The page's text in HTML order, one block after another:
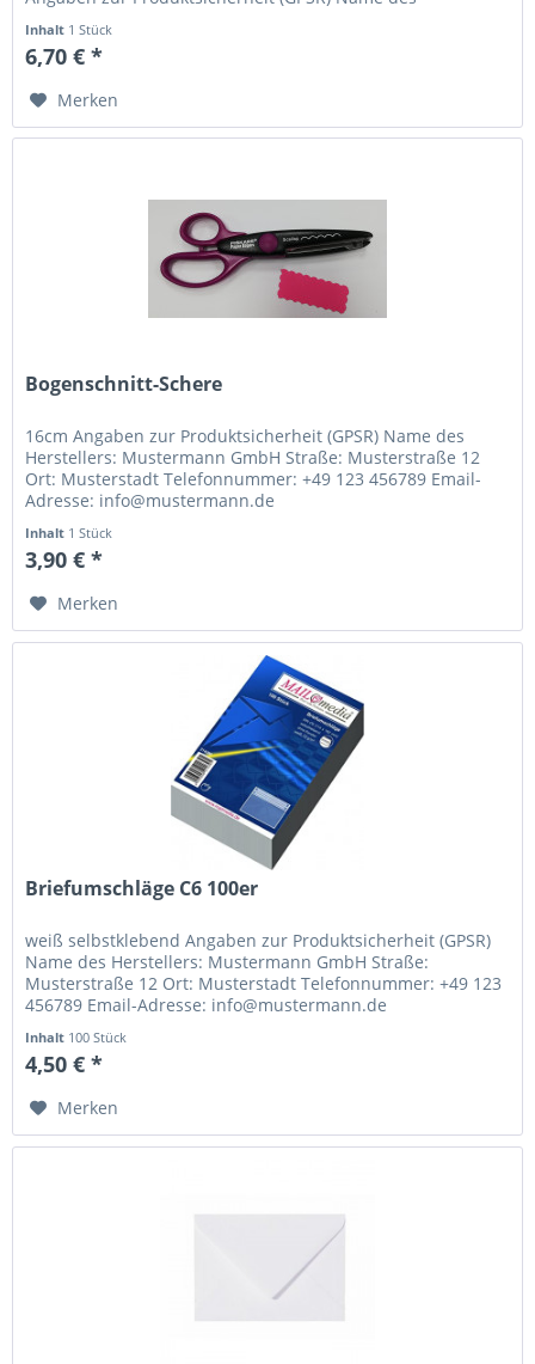
Inhalt 1 Stück
6,70 € *
Merken
Bogenschnitt-Schere
16cm Angaben zur Produktsicherheit (GPSR) Name des
Herstellers: Mustermann GmbH Straße: Musterstraße 12
Ort: Musterstadt Telefonnummer: +49 123 456789 Email-
Adresse: info@mustermann.de
Inhalt 1 Stück
3,90 € *
Merken
Briefumschläge C6 100er
weiß selbstklebend Angaben zur Produktsicherheit (GPSR)
Name des Herstellers: Mustermann GmbH Straße:
Musterstraße 12 Ort: Musterstadt Telefonnummer: +49 123
456789 Email-Adresse: info@mustermann.de
Inhalt 100 Stück
4,50 € *
Merken